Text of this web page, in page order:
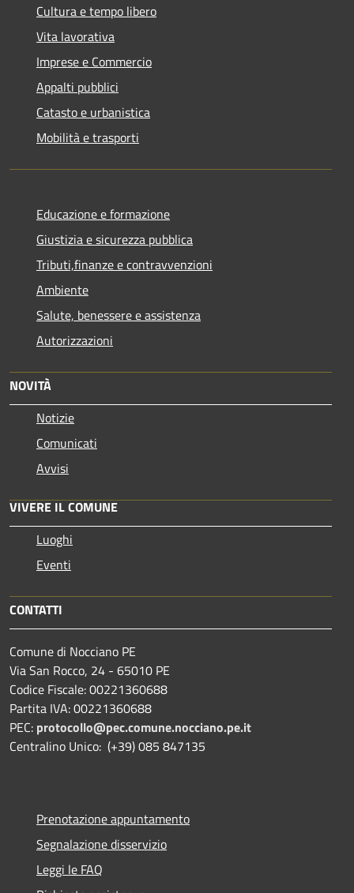
Cultura e tempo libero
Vita lavorativa
Imprese e Commercio
Appalti pubblici
Catasto e urbanistica
Mobilità e trasporti
Educazione e formazione
Giustizia e sicurezza pubblica
Tributi,finanze e contravvenzioni
Ambiente
Salute, benessere e assistenza
Autorizzazioni
NOVITÀ
Notizie
Comunicati
Avvisi
VIVERE IL COMUNE
Luoghi
Eventi
CONTATTI
Comune di Nocciano PE
Via San Rocco, 24 - 65010 PE
Codice Fiscale: 00221360688
Partita IVA: 00221360688
PEC: protocollo@pec.comune.nocciano.pe.it
Centralino Unico: (+39) 085 847135
Prenotazione appuntamento
Segnalazione disservizio
Leggi le FAQ